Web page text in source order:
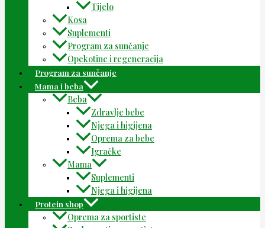
Tijelo
Kosa
Suplementi
Program za sunčanje
Opekotine i regeneracija
Program za sunčanje
Mama i beba
Beba
Zdravlje bebe
Njega i higijena
Oprema za bebe
Igračke
Mama
Suplementi
Njega i higijena
Protein shop
Oprema za sportiste